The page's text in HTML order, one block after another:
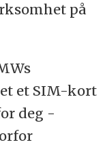
på
et SIM-kort
deg -